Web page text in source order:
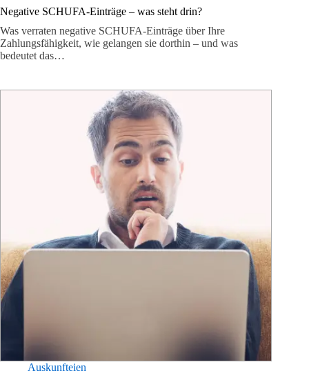
Negative SCHUFA-Einträge – was steht drin?
Was verraten negative SCHUFA-Einträge über Ihre
Zahlungsfähigkeit, wie gelangen sie dorthin – und was
bedeutet das…
Auskunfteien